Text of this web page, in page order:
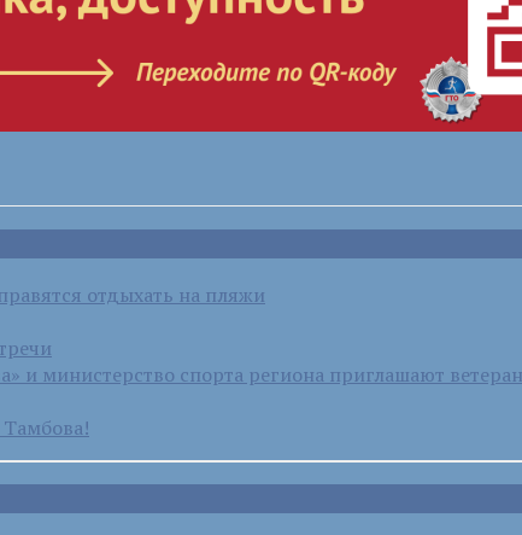
отдыхать на пляжи
и министерство спорта региона приглашают